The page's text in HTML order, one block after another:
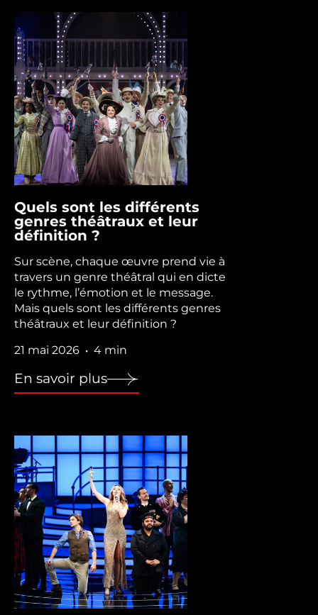
Bar
Accessibilité
FAQ – Foire Aux Questions
Contact presse
ALL Accor Partenaire exclusif
Blog
Quels sont les différents
genres théâtraux et leur
définition ?
Sur scène, chaque œuvre prend vie à
travers un genre théâtral qui en dicte
le rythme, l’émotion et le message.
Mais quels sont les différents genres
théâtraux et leur définition ?
21 mai 2026 • 4 min
En savoir plus